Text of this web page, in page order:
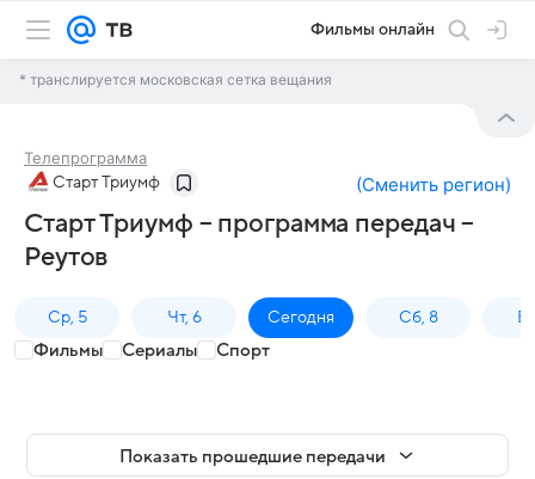
Фильмы онлайн
* транслируется московская сетка вещания
Телепрограмма
Старт Триумф (Сменить регион)
Старт Триумф – программа передач –
Реутов
Ср, 5 Чт, 6 Сегодня Сб, 8
Фильмы Сериалы Спорт
Показать прошедшие передачи